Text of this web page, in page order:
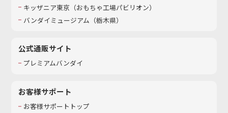
キッザニア東京（おもちゃ工場パビリオン）​
バンダイミュージアム（栃木県）
公式通販サイト
プレミアムバンダイ
お客様サポート
お客様サポートトップ